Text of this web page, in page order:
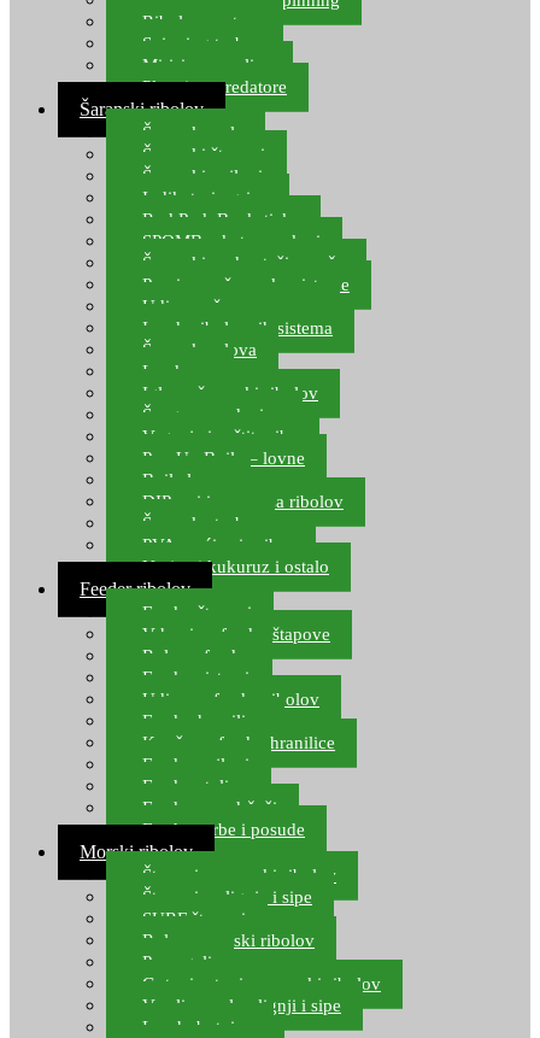
Ribolov pastrve
Spinning torbe
Mirisi za varalice
Plovci za predatore
Šaranski ribolov
Šaranske role
Šaranski štapovi
Šaranski najloni
Indikatori ugriza
Rod Pod, Banksticks
SPOMB rakete, markeri
Šaranski podmetači, mreže
Pernice za šaranske sisteme
Udice za šarana, amura
Izrada ribolovnih sistema
Šaranska olova
Leadcore
Igle za šaranski ribolov
Špage, upredenice
Vaganje i zaštita ribe
Pop Up Boile – lovne
Boile lovne
DIP-ovi i arome za ribolov
Šaranske torbe
PVA vrećice i pribor
Umjetni kukuruz i ostalo
Feeder ribolov
Feeder štapovi
Vrhovi za feeder štapove
Role za feeder
Feeder sistemi
Udice za feeder ribolov
Feeder hranilice
Kopče za feeder hranilice
Feeder najloni
Feeder stolice
Feeder arm držači
Feeder torbe i posude
Morski ribolov
Štapovi za morski ribolov
Štapovi za lignje i sipe
SURF štapovi
Role za morski ribolov
Parangali
Gotovi setovi za morski ribolov
Varalice za lov lignji i sipe
Lov hobotnice